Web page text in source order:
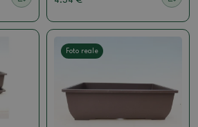
Foto reale